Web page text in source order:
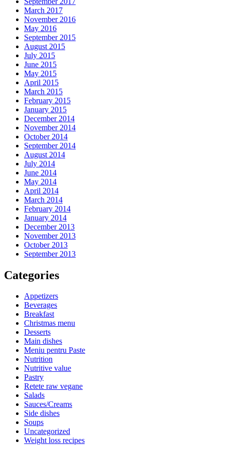
March 2017
November 2016
May 2016
September 2015
August 2015
July 2015
June 2015
May 2015
April 2015
March 2015
February 2015
January 2015
December 2014
November 2014
October 2014
September 2014
August 2014
July 2014
June 2014
May 2014
April 2014
March 2014
February 2014
January 2014
December 2013
November 2013
October 2013
September 2013
Categories
Appetizers
Beverages
Breakfast
Christmas menu
Desserts
Main dishes
Meniu pentru Paste
Nutrition
Nutritive value
Pastry
Retete raw vegane
Salads
Sauces/Creams
Side dishes
Soups
Uncategorized
Weight loss recipes